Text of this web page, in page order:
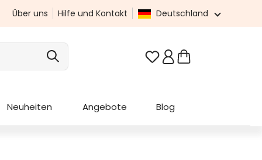
Über uns Hilfe und Kontakt Deutschland
Du hast 0 Produkte
Neuheiten Angebote Blog